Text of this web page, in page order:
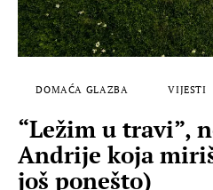
DOMAĆA GLAZBA VIJESTI
“Ležim u travi”,
Andrije koja
još ponešto)